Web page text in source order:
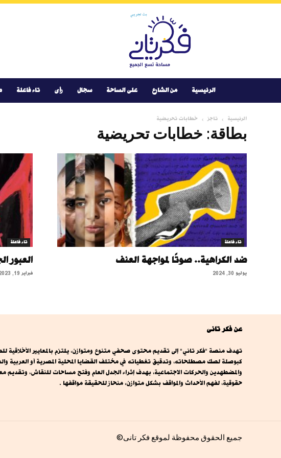
الرئيسية من الشارع على الساحة سجال رأى تاء فاعلة
الرئيسية تاجز خطابات تحريضية
بطاقة: خطابات تحريضية
تاء فاعلة
ضد الكراهية.. صوتًا لمواجهة العنف
يوليو 30, 2024
تاء فاعلة
العبور
فبراير 19, 2023
عن فكر تانى
تهدف منصة "فكر تاني" إلى تقديم محتوى صحفي متنوع ومتوازن، يلتزم بالمعايير الأخلاقية
كبوصلة لصك مصطلحاته، وتدقيق تغطياته في مختلف القضايا المحلية المصرية أو العربية
والمضطهدين والحركات الاجتماعية، بهدف إثراء الجدل العام وفتح مساحات للنقاش، وتقديم
حقوقية، لفهم الأحداث والمواقف بشكل متوازن، منحاز للحقيقة مواقفها .
جميع الحقوق محفوظة لموقع فكر تانى©